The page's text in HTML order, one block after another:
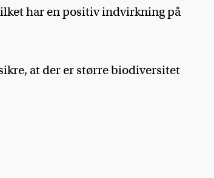
har en positiv indvirkning på
at der er større biodiversitet